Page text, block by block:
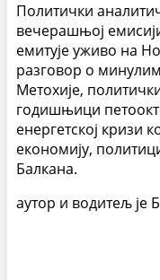
Политички
вечерашњој
емитује уживо на
разговор о
Метохије,
годишњици
енергетској кризи
економију,
Балкана.
аутор и водитељ је